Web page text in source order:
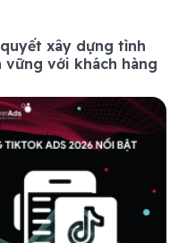
xây dựng tình
với khách hàng